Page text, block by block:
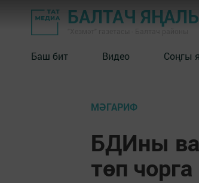
БАЛТАЧ
Баш бит Видео Соңгы
МӘГАРИФ
БДИны
төп